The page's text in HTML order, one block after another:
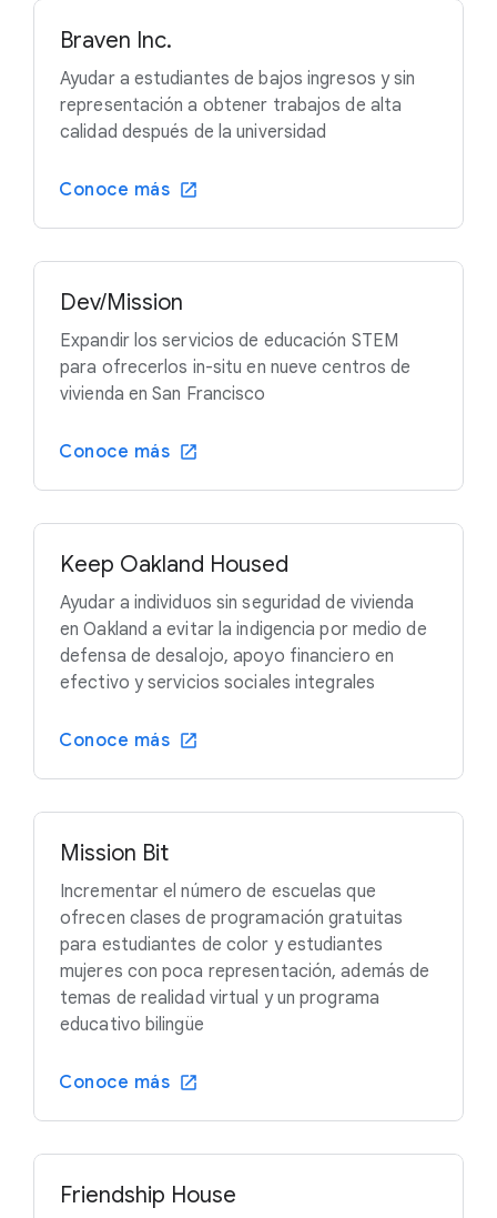
Braven Inc.
Ayudar a estudiantes de bajos ingresos y sin
representación a obtener trabajos de alta
calidad después de la universidad
Conoce más
Dev/Mission
Expandir los servicios de educación STEM
para ofrecerlos in-situ en nueve centros de
vivienda en San Francisco
Conoce más
Keep Oakland Housed
Ayudar a individuos sin seguridad de vivienda
en Oakland a evitar la indigencia por medio de
defensa de desalojo, apoyo financiero en
efectivo y servicios sociales integrales
Conoce más
Mission Bit
Incrementar el número de escuelas que
ofrecen clases de programación gratuitas
para estudiantes de color y estudiantes
mujeres con poca representación, además de
temas de realidad virtual y un programa
educativo bilingüe
Conoce más
Friendship House